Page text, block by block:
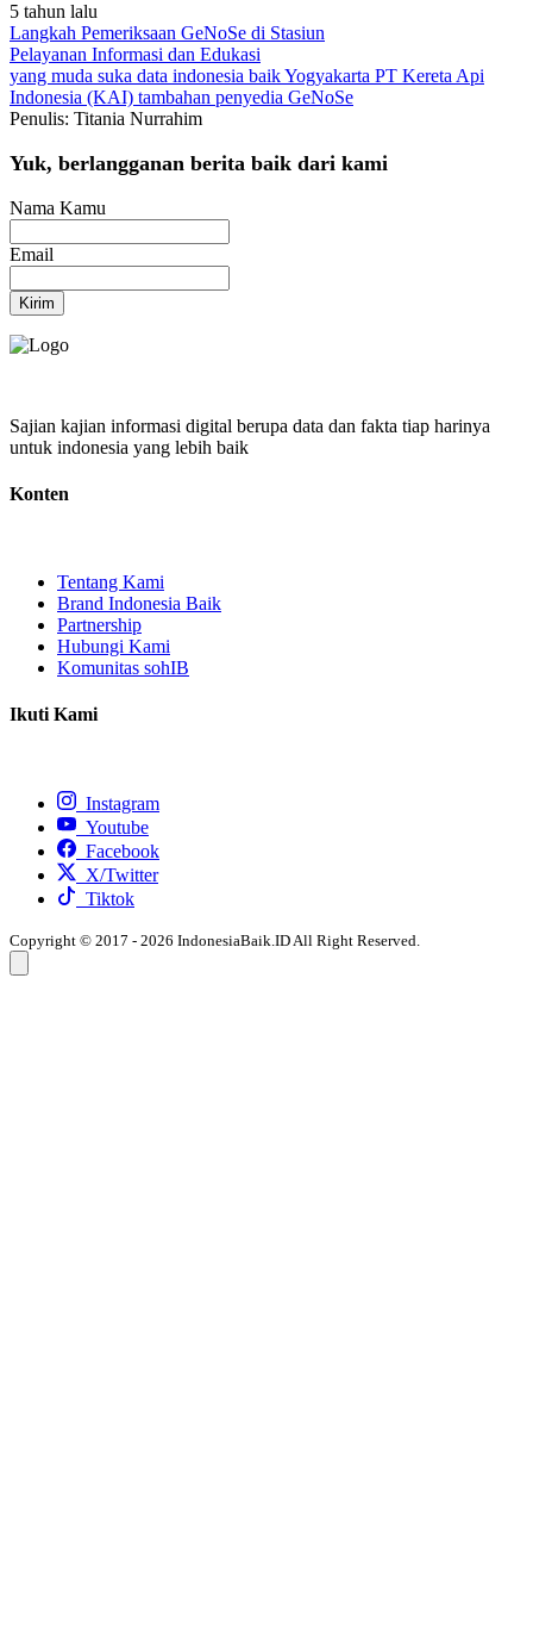
5 tahun lalu
Langkah Pemeriksaan GeNoSe di Stasiun
Pelayanan Informasi dan Edukasi
yang muda suka data indonesia baikYogyakarta PT Kereta Api
Indonesia (KAI) tambahan penyedia GeNoSe
Penulis: Titania Nurrahim
Yuk, berlangganan berita baik dari kami
Nama Kamu
Email
Kirim
Sajian kajian informasi digital berupa data dan fakta tiap harinya
untuk indonesia yang lebih baik
Konten
Tentang Kami
Brand Indonesia Baik
Partnership
Hubungi Kami
Komunitas sohIB
Ikuti Kami
Instagram
Youtube
Facebook
X/Twitter
Tiktok
Copyright © 2017 - 2026 IndonesiaBaik.ID All Right Reserved.